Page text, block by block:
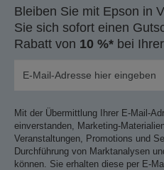
Bleiben Sie mit Epson in
Sie sich sofort einen
Rabatt von 10 %* bei
Mit der Übermittlung Ihrer E-Mail-
einverstanden, Marketing-
Veranstaltungen, Promotions und
Durchführung von Marktanalysen
können. Sie erhalten diese per E-